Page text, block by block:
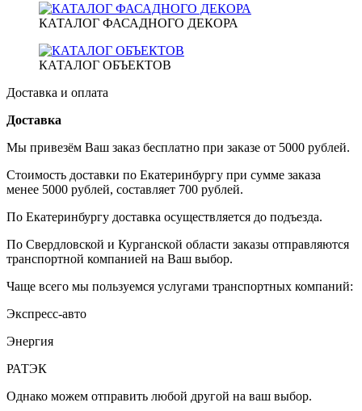
КАТАЛОГ ФАСАДНОГО ДЕКОРА
КАТАЛОГ ОБЪЕКТОВ
Доставка и оплата
Доставка
Мы привезём Ваш заказ бесплатно при заказе от 5000 рублей.
Стоимость доставки по Екатеринбургу при сумме заказа
менее 5000 рублей, составляет 700 рублей.
По Екатеринбургу доставка осуществляется до подъезда.
По Свердловской и Курганской области заказы отправляются
транспортной компанией на Ваш выбор.
Чаще всего мы пользуемся услугами транспортных компаний:
Экспресс-авто
Энергия
РАТЭК
Однако можем отправить любой другой на ваш выбор.